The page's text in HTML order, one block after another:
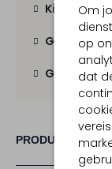
Om
op
dat
Kies zelf
Gratis
Gratis
PRODUCT